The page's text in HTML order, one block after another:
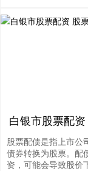
白银市股票配
股票配债是指上市公
债券转换为股票。配
资，可能会导致股价